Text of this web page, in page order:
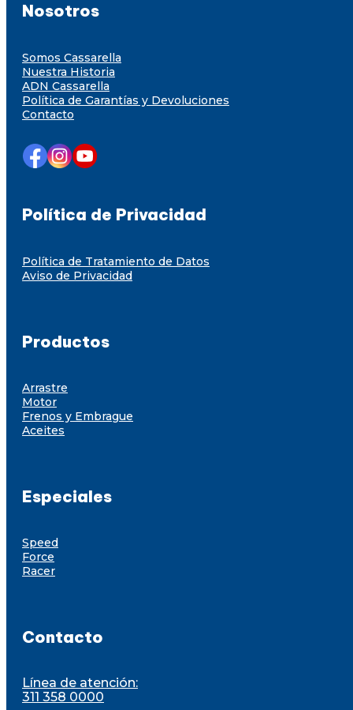
Nosotros
Somos Cassarella
Nuestra Historia
ADN Cassarella
Política de Garantías y Devoluciones
Contacto
Política de Privacidad
Política de Tratamiento de Datos
Aviso de Privacidad
Productos
Arrastre
Motor
Frenos y Embrague
Aceites
Especiales
Speed
Force
Racer
Contacto
Línea de atención:
311 358 0000